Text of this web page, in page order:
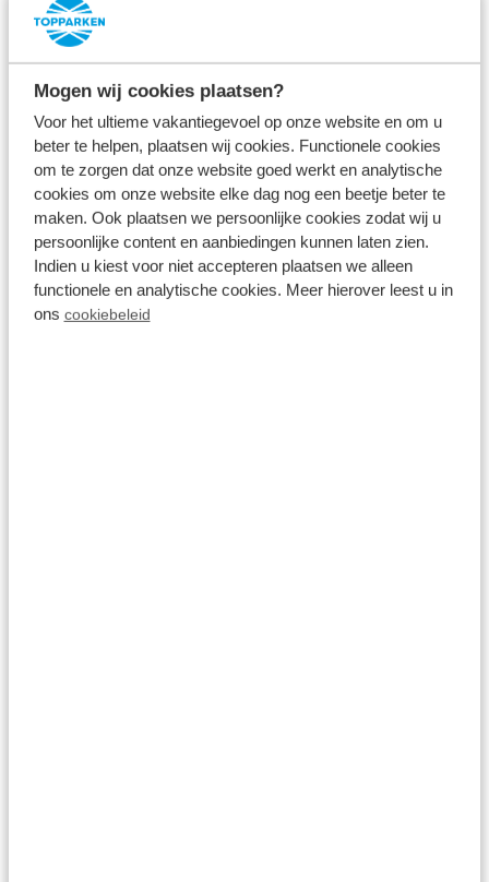
Mogen wij cookies plaatsen?
Voor het ultieme vakantiegevoel op onze website en om u
beter te helpen, plaatsen wij cookies. Functionele cookies
om te zorgen dat onze website goed werkt en analytische
cookies om onze website elke dag nog een beetje beter te
maken. Ook plaatsen we persoonlijke cookies zodat wij u
persoonlijke content en aanbiedingen kunnen laten zien.
Indien u kiest voor niet accepteren plaatsen we alleen
functionele en analytische cookies. Meer hierover leest u in
ons cookiebeleid
Ferienhäuser und Villen mit privaten
Wellnesseinrichtungen
In der Nähe des Nationalparks De Hoge
Veluwe
Fr 9. April - Mo 12. April
3 Nächte
2 Gäste
Ab:
335,00 €
Unterkünfte ansehen